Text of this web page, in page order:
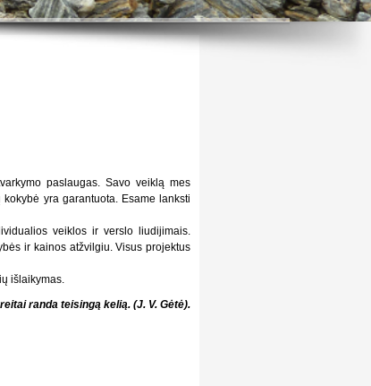
paslaugas. Savo veiklą mes
yra garantuota. Esame lanksti
veiklos ir verslo liudijimais.
ir kainos atžvilgiu. Visus projektus
išlaikymas.
randa teisingą kelią. (J. V. Gėtė).